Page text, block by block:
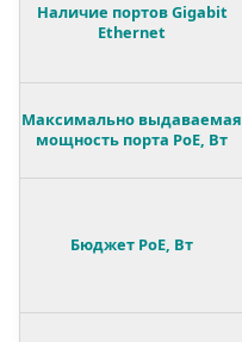
Наличие портов Gigabit
Ethernet
Максимально выдаваемая
мощность порта PoE, Вт
Бюджет PoE, Вт